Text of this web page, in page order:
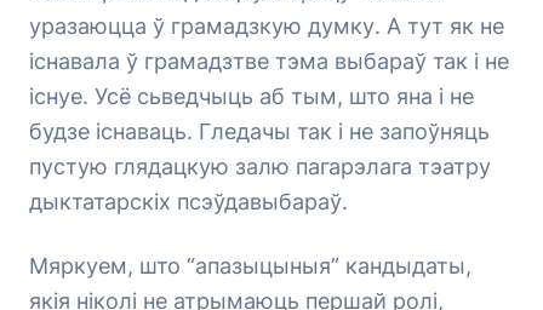
уразаюцца ў грамадзкую думку. А тут як не
існавала ў грамадзтве тэма выбараў так і не
існуе. Усё сьведчыць аб тым, што яна і не
будзе існаваць. Гледачы так і не запоўняць
пустую глядацкую залю пагарэлага тэатру
дыктатарскіх псэўдавыбараў.
Мяркуем, што “апазыцыныя” кандыдаты,
якія ніколі не атрымаюць першай ролі,